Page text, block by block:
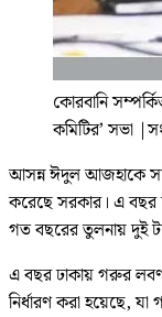
কোরবানি
কমিটির’ সভা |
আসন্ন ঈদুল আজহাকে
করেছে সরকার। এ বছর
গত বছরের তুলনায় দুই
এ বছর ঢাকায় গরুর
নির্ধারণ করা হয়েছে,